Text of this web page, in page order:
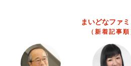
まいどなファ
（新着記事順